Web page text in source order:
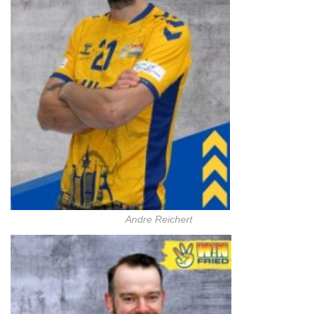
Andre Reichert